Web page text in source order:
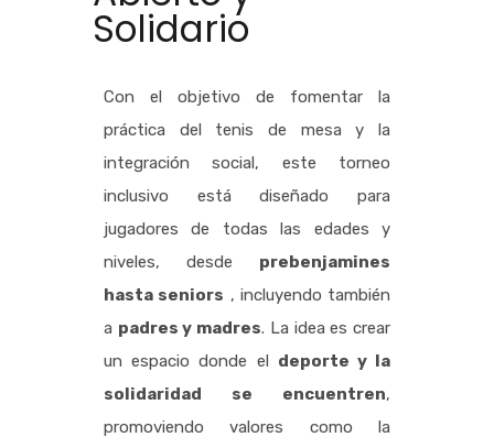
Solidario
Con el objetivo de fomentar la
práctica del tenis de mesa y la
integración social, este torneo
inclusivo está diseñado para
jugadores de todas las edades y
niveles, desde prebenjamines
hasta seniors , incluyendo también
a padres y madres. La idea es crear
un espacio donde el deporte y la
solidaridad se encuentren,
promoviendo valores como la